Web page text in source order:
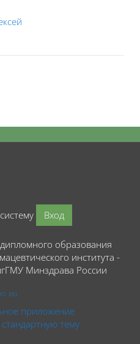
Вход
образования
института -
Минздрава России
3KL
приложение
тему